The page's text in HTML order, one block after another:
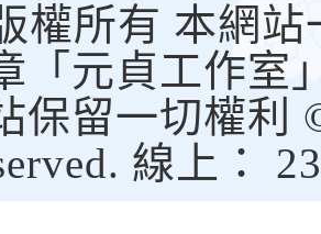
權所有 本網站
「元貞工作室
保留一切權利
線上： 23